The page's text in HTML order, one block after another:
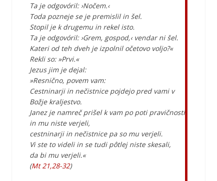
Ta je odgovóril: ›Nočem.‹
Toda pozneje se je premislil in šel.
Stopil je k drugemu in rekel isto.
Ta je odgovóril: ›Grem, gospod,‹ vendar ni šel.
Kateri od teh dveh je izpolnil očetovo voljo?«
Rekli so: »Prvi.«
Jezus jim je dejal:
»Resnično, povem vam:
Cestninarji in nečistnice pojdejo pred vami v
Božje kraljestvo.
Janez je namreč prišel k vam po poti pravičnosti
in mu niste verjeli,
cestninarji in nečistnice pa so mu verjeli.
Vi ste to videli in se tudi pôtlej niste skesali,
da bi mu verjeli.«
(Mt 21,28-32)